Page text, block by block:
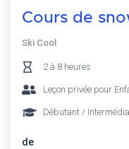
Cours de
Ski Cool
2 à 8 heures
Leçon privée pour
Débutant /
de